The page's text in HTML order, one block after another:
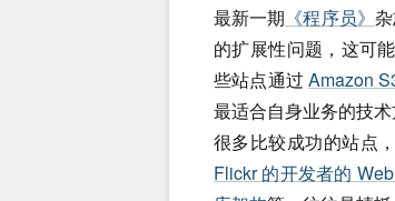
最新一期 《程序员》
的扩展性问题，这可
些站点通过Amazon
最适合自身业务的技术
很多比较成功的站点
Flickr 的开发者的